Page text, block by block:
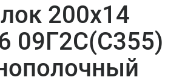
200x14
09Г2С(С355)